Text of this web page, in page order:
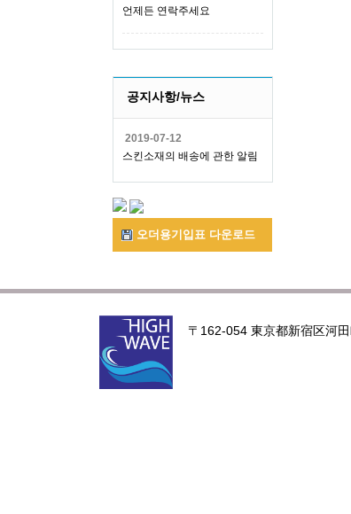
언제든 연락주세요
공지사항/뉴스
2019-07-12
스킨소재의 배송에 관한 알림
오더용기입표 다운로드
〒162-054 東京都新宿区河